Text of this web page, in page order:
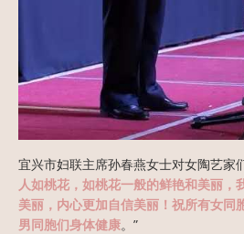
宜兴市妇联主席孙春燕女士对女陶艺家
人如桃花，如桃花一般的鲜艳和美丽，
美丽，内心更加自信美丽！祝所有女同
男同胞们身体健康。”